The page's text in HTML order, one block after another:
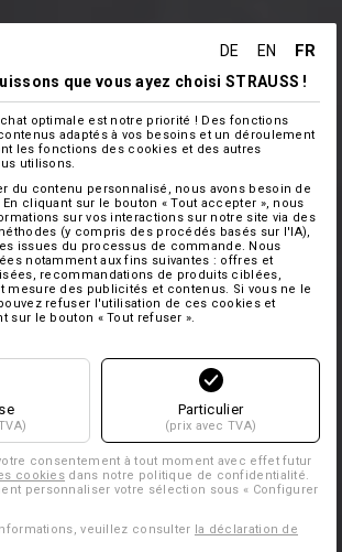
DE EN FR
que vous ayez choisi STRAUSS !
optimale est notre priorité ! Des fonctions
adaptés à vos besoins et un déroulement
les fonctions des cookies et des autres
utilisons.
du contenu personnalisé, nous avons besoin de
cliquant sur le bouton « Tout accepter », nous
sur vos interactions sur notre site via des
(y compris des procédés basés sur l'IA),
issues du processus de commande. Nous
notamment aux fins suivantes : offres et
recommandations de produits ciblées,
mesure des publicités et contenus. Si vous ne le
refuser l'utilisation de ces cookies et
sur le bouton « Tout refuser ».
Particulier
(prix avec TVA)
consentement à tout moment avec effet futur
cookies dans notre politique de confidentialité.
personnaliser votre sélection sous « Configurer
veuillez consulter la déclaration de